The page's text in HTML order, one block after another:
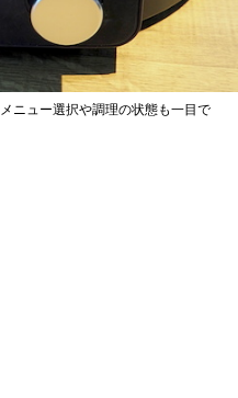
ニュー選択や調理の状態も一目で